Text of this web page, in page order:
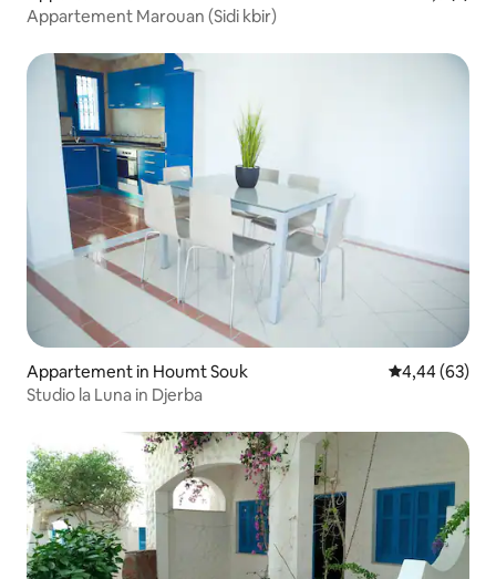
Appartement Marouan (Sidi kbir)
Appartement in Houmt Souk Gemiddelde
4,44 (63)
Studio la Luna in Djerba